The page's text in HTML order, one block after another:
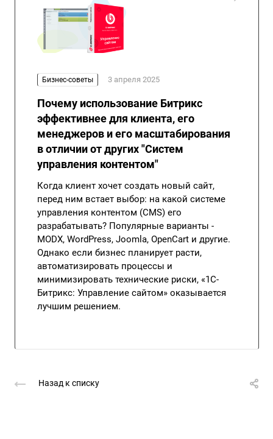
Бизнес-советы 3 апреля 2025
Почему использование Битрикс
эффективнее для клиента, его
менеджеров и его масштабирования
в отличии от других "Систем
управления контентом"
Когда клиент хочет создать новый сайт,
перед ним встает выбор: на какой системе
управления контентом (CMS) его
разрабатывать? Популярные варианты -
MODX, WordPress, Joomla, OpenCart и другие.
Однако если бизнес планирует расти,
автоматизировать процессы и
минимизировать технические риски, «1С-
Битрикс: Управление сайтом» оказывается
лучшим решением.
Назад к списку